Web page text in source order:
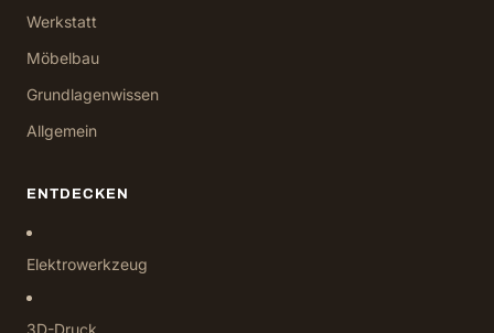
Werkstatt
Möbelbau
Grundlagenwissen
Allgemein
ENTDECKEN
Elektrowerkzeug